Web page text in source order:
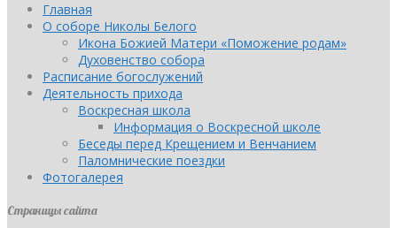
Главная
О соборе Николы Белого
Икона Божией Матери «Поможение родам»
Духовенство собора
Расписание богослужений
Деятельность прихода
Воскресная школа
Информация о Воскресной школе
Беседы перед Крещением и Венчанием
Паломнические поездки
Фотогалерея
Страницы сайта